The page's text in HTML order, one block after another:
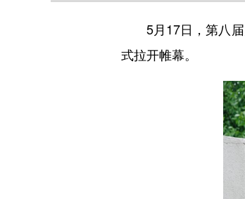
5月17日，第八届
式拉开帷幕。